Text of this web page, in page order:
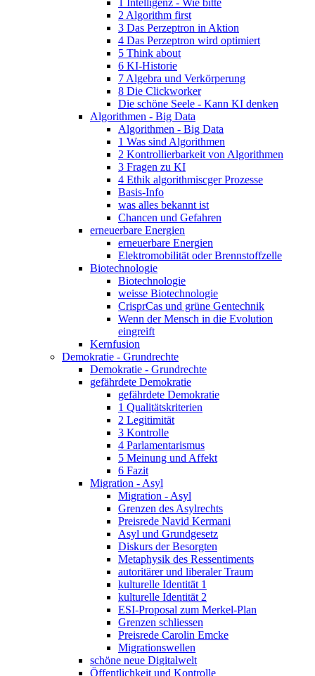
1 Intelligenz - Wie bitte
2 Algorithm first
3 Das Perzeptron in Aktion
4 Das Perzeptron wird optimiert
5 Think about
6 KI-Historie
7 Algebra und Verkörperung
8 Die Clickworker
Die schöne Seele - Kann KI denken
Algorithmen - Big Data
Algorithmen - Big Data
1 Was sind Algorithmen
2 Kontrollierbarkeit von Algorithmen
3 Fragen zu KI
4 Ethik algorithmiscger Prozesse
Basis-Info
was alles bekannt ist
Chancen und Gefahren
erneuerbare Energien
erneuerbare Energien
Elektromobilität oder Brennstoffzelle
Biotechnologie
Biotechnologie
weisse Biotechnologie
CrisprCas und grüne Gentechnik
Wenn der Mensch in die Evolution
eingreift
Kernfusion
Demokratie - Grundrechte
Demokratie - Grundrechte
gefährdete Demokratie
gefährdete Demokratie
1 Qualitätskriterien
2 Legitimität
3 Kontrolle
4 Parlamentarismus
5 Meinung und Affekt
6 Fazit
Migration - Asyl
Migration - Asyl
Grenzen des Asylrechts
Preisrede Navid Kermani
Asyl und Grundgesetz
Diskurs der Besorgten
Metaphysik des Ressentiments
autoritärer und liberaler Traum
kulturelle Identität 1
kulturelle Identität 2
ESI-Proposal zum Merkel-Plan
Grenzen schliessen
Preisrede Carolin Emcke
Migrationswellen
schöne neue Digitalwelt
Öffentlichkeit und Kontrolle